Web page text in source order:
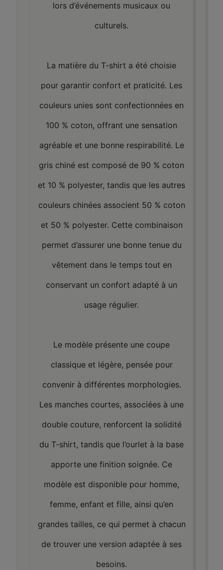
lors d’événements musicaux ou
culturels.
La matière du T-shirt a été choisie
pour garantir confort et praticité. Les
couleurs unies sont confectionnées en
100 % coton, offrant une sensation
agréable et une bonne respirabilité. Le
gris chiné est composé de 90 % coton
et 10 % polyester, tandis que les autres
couleurs chinées associent 50 % coton
et 50 % polyester. Cette combinaison
permet d’assurer une bonne tenue du
vêtement dans le temps tout en
conservant un confort adapté à un
usage régulier.
Le modèle présente une coupe
classique et légère, pensée pour
convenir à différentes morphologies.
Les manches courtes, associées à une
double couture, renforcent la solidité
du T-shirt, tandis que l’ourlet à la base
apporte une finition soignée. Ce
modèle est disponible pour homme,
femme, enfant et fille, ainsi qu’en
grandes tailles, ce qui permet à chacun
de trouver une version adaptée à ses
besoins.